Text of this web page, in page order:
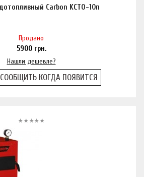
Carbon KCTO-10п
Продано
5900грн.
Нашли дешевле?
СООБЩИТЬ КОГДА ПОЯВИТСЯ